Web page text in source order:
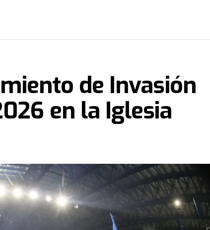
de Invasión
en la Iglesia